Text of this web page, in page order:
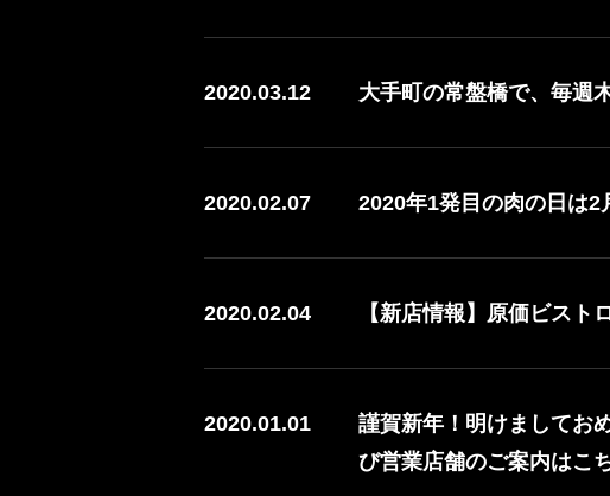
2020.03.12 大手町の常盤橋で、毎週
2020.02.07 2020年1発目の肉の日は2
2020.02.04 【新店情報】原価ビス
2020.01.01
謹賀新年！明けましてお
び営業店舗のご案内はこ